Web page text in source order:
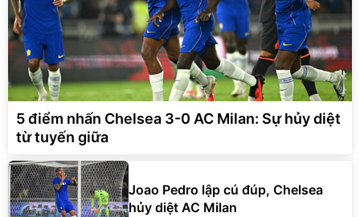
5 điểm nhấn Chelsea 3-0 AC Milan: Sự hủy diệt
từ tuyến giữa
Joao Pedro lập cú đúp, Chelsea
hủy diệt AC Milan